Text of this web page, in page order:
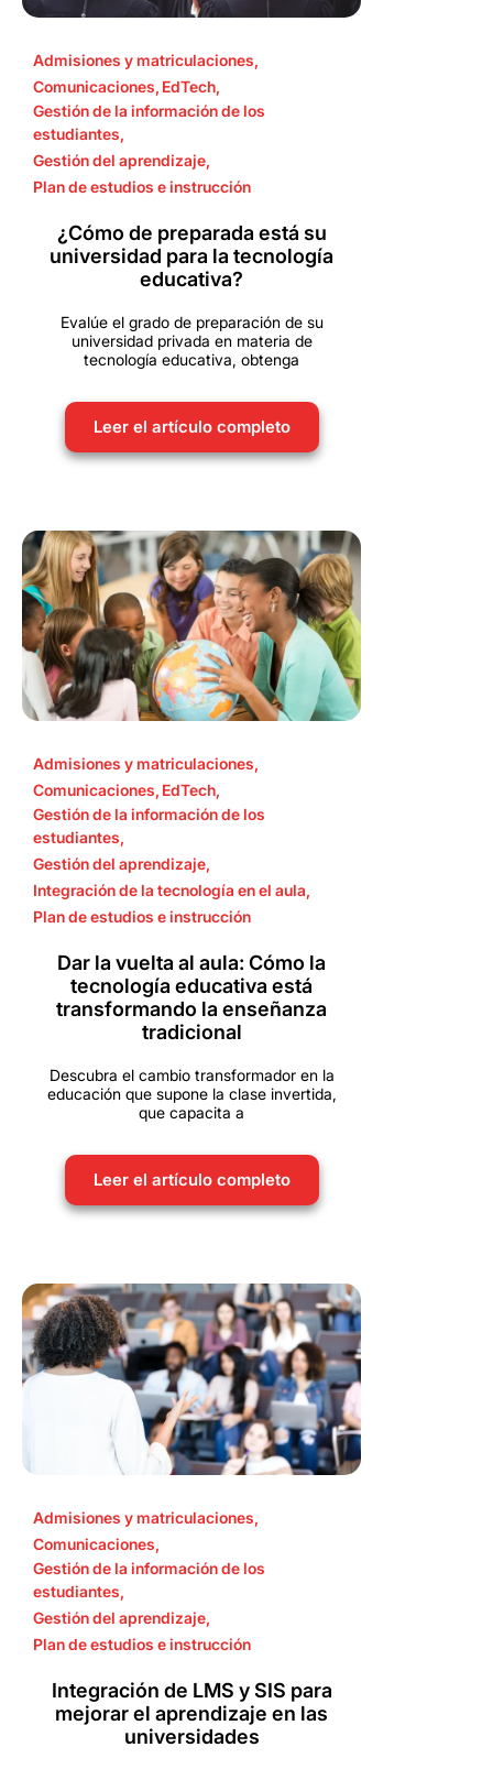
Admisiones y matriculaciones,
Comunicaciones, EdTech,
Gestión de la información de los
estudiantes,
Gestión del aprendizaje,
Plan de estudios e instrucción
¿Cómo de preparada está su
universidad para la tecnología
educativa?
Evalúe el grado de preparación de su
universidad privada en materia de
tecnología educativa, obtenga
Leer el artículo completo
Admisiones y matriculaciones,
Comunicaciones, EdTech,
Gestión de la información de los
estudiantes,
Gestión del aprendizaje,
Integración de la tecnología en el aula,
Plan de estudios e instrucción
Dar la vuelta al aula: Cómo la
tecnología educativa está
transformando la enseñanza
tradicional
Descubra el cambio transformador en la
educación que supone la clase invertida,
que capacita a
Leer el artículo completo
Admisiones y matriculaciones,
Comunicaciones,
Gestión de la información de los
estudiantes,
Gestión del aprendizaje,
Plan de estudios e instrucción
Integración de LMS y SIS para
mejorar el aprendizaje en las
universidades